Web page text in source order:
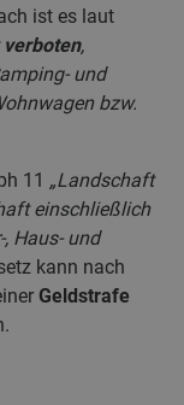
ist es laut
verboten,
und
bzw.
11 „Landschaft
einschließlich
Haus- und
kann nach
Geldstrafe